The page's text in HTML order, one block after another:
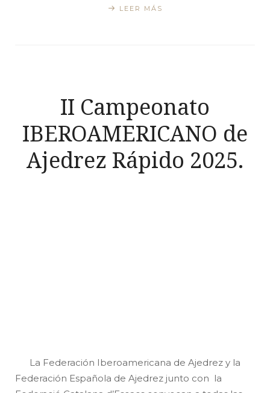
LEER MÁS
II Campeonato
IBEROAMERICANO de
Ajedrez Rápido 2025.
La Federación Iberoamericana de Ajedrez y la
Federación Española de Ajedrez junto con la